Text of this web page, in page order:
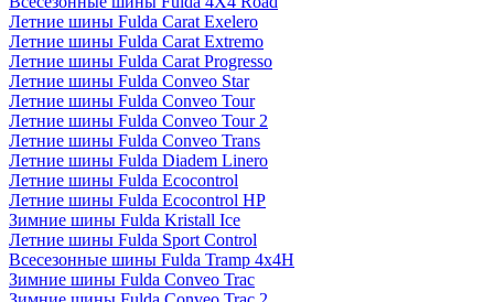
Летние шины Fulda Carat Exelero
Летние шины Fulda Carat Extremo
Летние шины Fulda Carat Progresso
Летние шины Fulda Conveo Star
Летние шины Fulda Conveo Tour
Летние шины Fulda Conveo Tour 2
Летние шины Fulda Conveo Trans
Летние шины Fulda Diadem Linero
Летние шины Fulda Ecocontrol
Летние шины Fulda Ecocontrol HP
Зимние шины Fulda Kristall Ice
Летние шины Fulda Sport Control
Всесезонные шины Fulda Tramp 4x4H
Зимние шины Fulda Conveo Trac